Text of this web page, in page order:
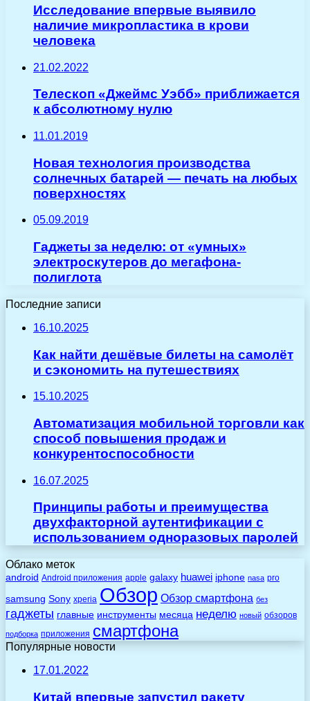
Исследование впервые выявило
наличие микропластика в крови
человека
21.02.2022
Телескоп «Джеймс Уэбб» приближается
к абсолютному нулю
11.01.2019
Новая технология производства
солнечных батарей — печать на любых
поверхностях
05.09.2019
Гаджеты за неделю: от «умных»
электроскутеров до мегафона-
полиглота
Последние записи
16.10.2025
Как найти дешёвые билеты на самолёт
и сэкономить на путешествиях
15.10.2025
Автоматизация мобильной торговли как
способ повышения продаж и
конкурентоспособности
16.07.2025
Принципы работы и преимущества
двухфакторной аутентификации с
использованием одноразовых паролей
Облако меток
android Android приложения apple galaxy huawei iphone nasa pro
samsung Sony xperia Обзор Обзор смартфона без
гаджеты главные инструменты месяца неделю новый обзоров
подборка приложения смартфона
Популярные новости
17.01.2022
Китай впервые запустил ракету